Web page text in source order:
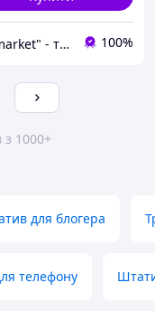
"All-market" - там, де якість зустрічається з комфортом 100%
з 1000+
для блогера
телефону